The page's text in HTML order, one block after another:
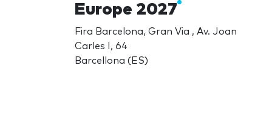
Europe 2027
Fira Barcelona, Gran Via , Av. Joan
Carles I, 64
Barcellona (ES)